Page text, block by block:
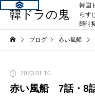
韓ドラの鬼
韓国
らす
随時
ブログ 赤い風船
2023.01.10
赤い風船 7話・8